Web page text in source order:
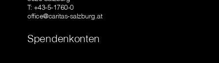
T: +43-5-1760-0
office@caritas-salzburg.at
Spendenkonten